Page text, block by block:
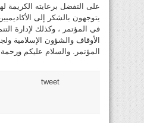
على التفضل برعايته الكريمة
يتوجهون بالشكر إلى
في المؤتمر ، وكذلك لإدارة
الأوقاف والشؤون الإسلامية
المؤتمر. والسلام عليكم ورحمة
tweet